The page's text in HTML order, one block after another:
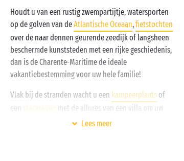
Houdt u van een rustig zwempartijtje, watersporten
op de golven van deAtlantische Oceaan,fietstochten
over de naar dennen geurende zeedijk of langsheen
beschermde kunststeden met een rijke geschiedenis,
dan is de Charente-Maritime de ideale
vakantiebestemming voor uw hele familie!
Vlak bij de stranden wacht u een kampeerplaats of
een stacaravan met de allures van een villa om uw
koffers neer te ploffen. Haal meteen uw badpak, een
Lees meer